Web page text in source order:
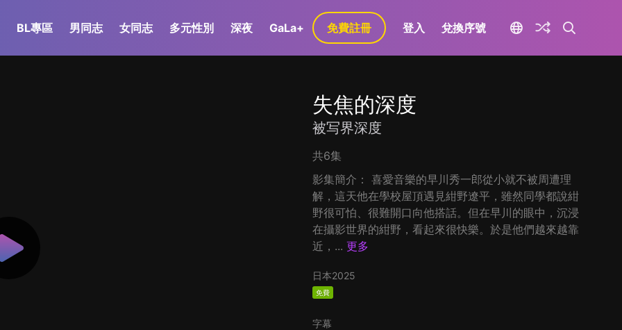
BL專區 男同志 女同志 多元性別 深夜 GaLa+ 免費註冊 登入 兌換序號
失焦的深度
被写界深度
共6集
影集簡介： 喜愛音樂的早川秀一郎從小就不被周遭理
解，這天他在學校屋頂遇見紺野遼平，雖然同學都說紺
野很可怕、很難開口向他搭話。但在早川的眼中，沉浸
在攝影世界的紺野，看起來很快樂。於是他們越來越靠
近，... 更多
日本2025
免費
字幕